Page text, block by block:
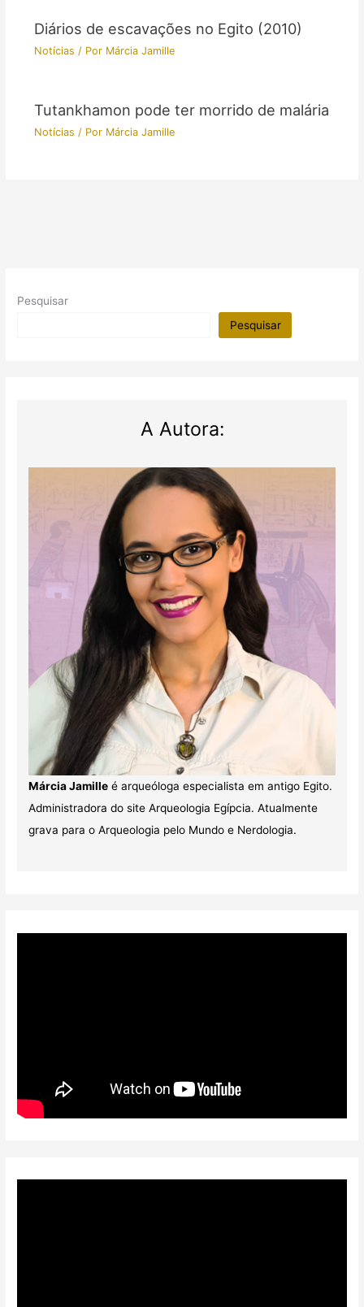
Diários de escavações no Egito (2010)
Notícias / Por Márcia Jamille
Tutankhamon pode ter morrido de malária
Notícias / Por Márcia Jamille
Pesquisar
Pesquisar
A Autora:
Márcia Jamilleé arqueóloga especialista em antigo Egito.
Administradora do site Arqueologia Egípcia. Atualmente
grava para o Arqueologia pelo Mundo e Nerdologia.